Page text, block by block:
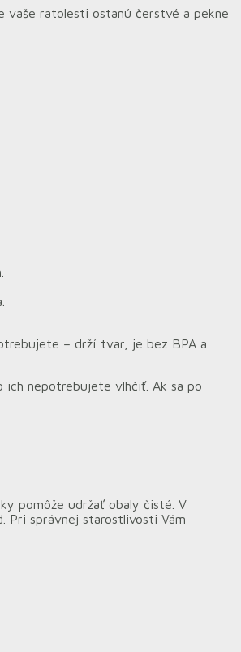
vaše ratolesti ostanú čerstvé a pekne
– drží tvar, je bez BPA a
nepotrebujete vlhčiť. Ak sa po
pomôže udržať obaly čisté. V
správnej starostlivosti Vám